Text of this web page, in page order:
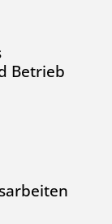
Betrieb
auf